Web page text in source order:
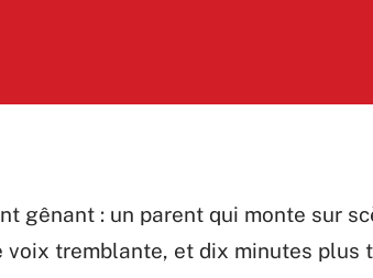
gênant : un parent qui monte sur
voix tremblante, et dix minutes